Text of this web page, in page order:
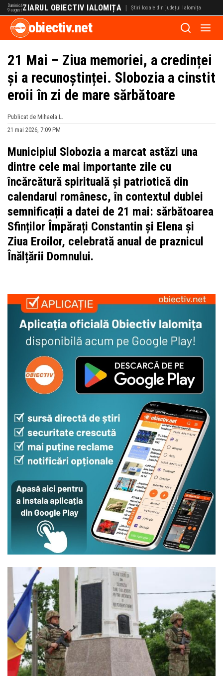
Duminică
9 august ZIARUL OBIECTIV IALOMIȚA | Știri locale din județul Ialomița
obiectiv.net
21 Mai – Ziua memoriei, a credinței
și a recunoștinței. Slobozia a cinstit
eroii în zi de mare sărbătoare
Publicat de Mihaela L.
21 mai 2026, 7:09 PM
Municipiul Slobozia a marcat astăzi una
dintre cele mai importante zile cu
încărcătură spirituală și patriotică din
calendarul românesc, în contextul dublei
semnificații a datei de 21 mai: sărbătoarea
Sfinților Împărați Constantin și Elena și
Ziua Eroilor, celebrată anual de praznicul
Înălțării Domnului.